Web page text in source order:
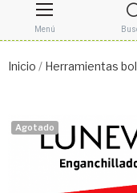
Menú
Inicio Herramientas
Agotado